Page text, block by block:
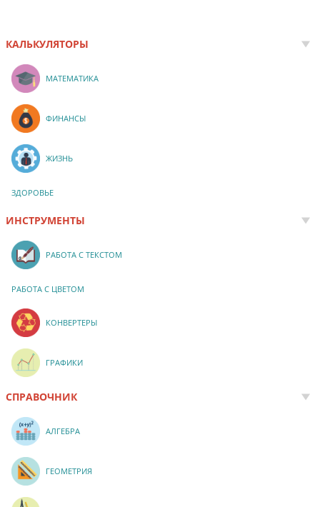
КАЛЬКУЛЯТОРЫ
МАТЕМАТИКА
ФИНАНСЫ
ЖИЗНЬ
ЗДОРОВЬЕ
ИНСТРУМЕНТЫ
РАБОТА С ТЕКСТОМ
РАБОТА С ЦВЕТОМ
КОНВЕРТЕРЫ
ГРАФИКИ
СПРАВОЧНИК
АЛГЕБРА
ГЕОМЕТРИЯ